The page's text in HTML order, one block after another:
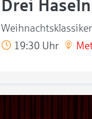
Drei
19:30 Uhr